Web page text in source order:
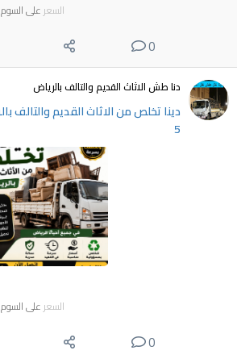
السعر على السوم
0
دنا طش الاثاث القديم والتالف بالرياض
5
السعر على السوم
0